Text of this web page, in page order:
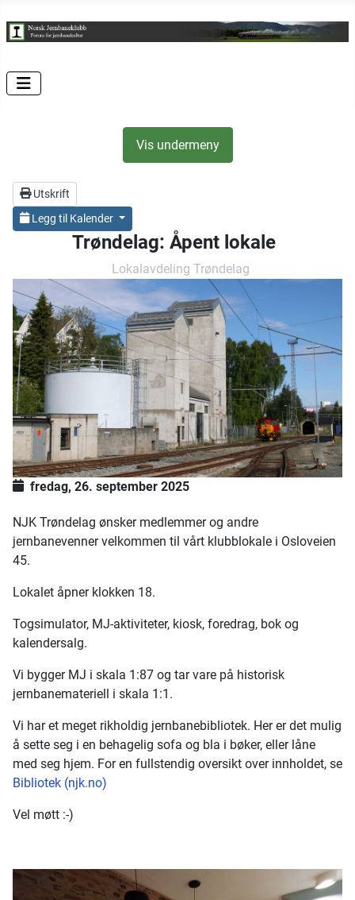
Vis undermeny
Utskrift
Legg til Kalender
Trøndelag: Åpent lokale
Lokalavdeling Trøndelag
fredag, 26. september 2025
NJK Trøndelag ønsker medlemmer og andre
jernbanevenner velkommen til vårt klubblokale i Osloveien
45.
Lokalet åpner klokken 18.
Togsimulator, MJ-aktiviteter, kiosk, foredrag, bok og
kalendersalg.
Vi bygger MJ i skala 1:87 og tar vare på historisk
jernbanemateriell i skala 1:1.
Vi har et meget rikholdig jernbanebibliotek. Her er det mulig
å sette seg i en behagelig sofa og bla i bøker, eller låne
med seg hjem. For en fullstendig oversikt over innholdet, se
Bibliotek (njk.no)
Vel møtt :-)